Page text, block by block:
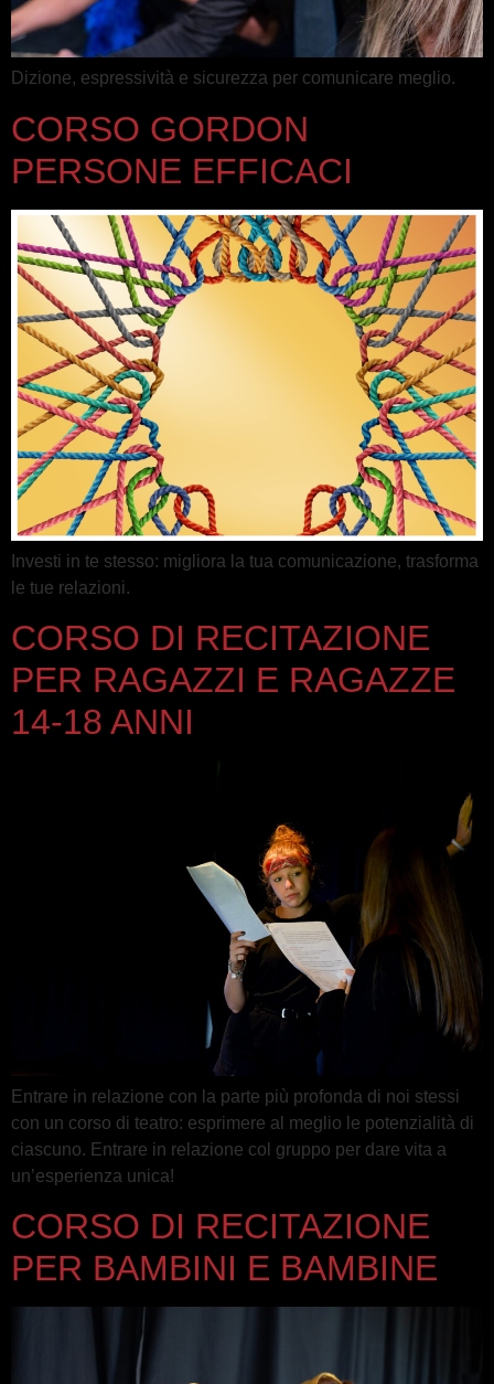
Dizione, espressività e sicurezza per comunicare meglio.
CORSO GORDON
PERSONE EFFICACI
Investi in te stesso: migliora la tua comunicazione, trasforma
le tue relazioni.
CORSO DI RECITAZIONE
PER RAGAZZI E RAGAZZE
14-18 ANNI
Entrare in relazione con la parte più profonda di noi stessi
con un corso di teatro: esprimere al meglio le potenzialità di
ciascuno. Entrare in relazione col gruppo per dare vita a
un’esperienza unica!
CORSO DI RECITAZIONE
PER BAMBINI E BAMBINE